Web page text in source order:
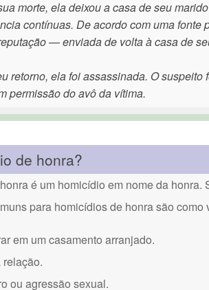
morte, ela deixou a casa de seu
contínuas. De acordo com uma
— enviada de volta à casa de
retorno, ela foi assassinada. O
permissão do avô da vítima.
de honra?
é um homicídio em nome da
para homicídios de honra são como
em um casamento arranjado.
ou agressão sexual.